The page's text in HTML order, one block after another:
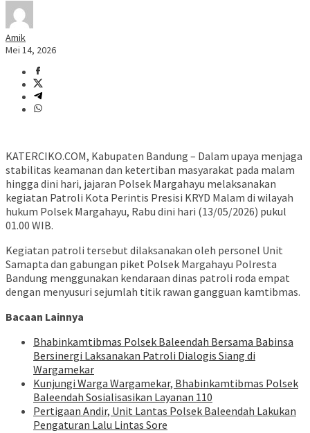
Amik
Mei 14, 2026
KATERCIKO.COM, Kabupaten Bandung – Dalam upaya menjaga
stabilitas keamanan dan ketertiban masyarakat pada malam
hingga dini hari, jajaran Polsek Margahayu melaksanakan
kegiatan Patroli Kota Perintis Presisi KRYD Malam di wilayah
hukum Polsek Margahayu, Rabu dini hari (13/05/2026) pukul
01.00 WIB.
Kegiatan patroli tersebut dilaksanakan oleh personel Unit
Samapta dan gabungan piket Polsek Margahayu Polresta
Bandung menggunakan kendaraan dinas patroli roda empat
dengan menyusuri sejumlah titik rawan gangguan kamtibmas.
Bacaan Lainnya
Bhabinkamtibmas Polsek Baleendah Bersama Babinsa
Bersinergi Laksanakan Patroli Dialogis Siang di
Wargamekar
Kunjungi Warga Wargamekar, Bhabinkamtibmas Polsek
Baleendah Sosialisasikan Layanan 110
Pertigaan Andir, Unit Lantas Polsek Baleendah Lakukan
Pengaturan Lalu Lintas Sore